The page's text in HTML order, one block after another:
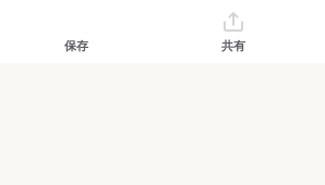
保存 共有